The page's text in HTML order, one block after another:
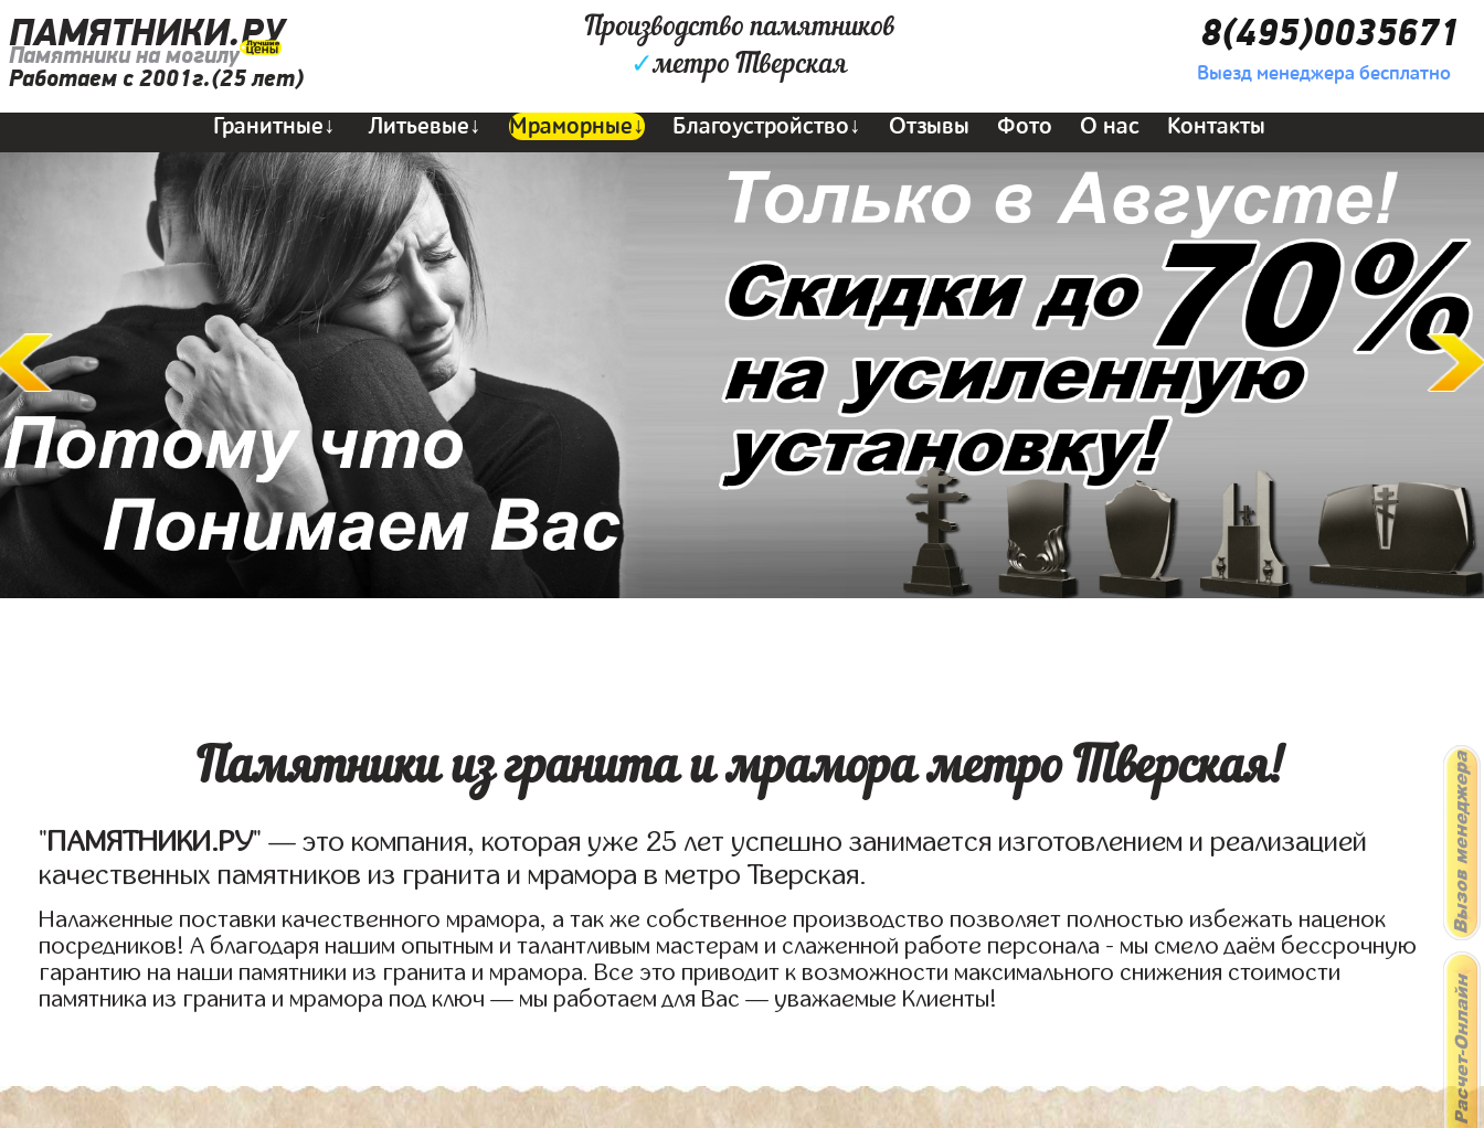
ПАМЯТНИКИ.РУ
Памятники на могилу
Работаем с 2001г.(25 лет)
Производство памятников
✓метро Тверская
8(495)0035671
Выезд менеджера бесплатно
Гранитные↓ Литьевые↓ Мраморные↓ Благоустройство↓ Отзывы Фото О нас Контакты
Памятники из гранита и мрамора метро Тверская!
"ПАМЯТНИКИ.РУ" — это компания, которая уже 25 лет успешно занимается изготовлением и реализацией
качественных памятников из гранита и мрамора в метро Тверская.
Налаженные поставки качественного мрамора, а так же собственное производство позволяет полностью избежать наценок
посредников! А благодаря нашим опытным и талантливым мастерам и слаженной работе персонала - мы смело даём бессрочную
гарантию на наши памятники из гранита и мрамора. Все это приводит к возможности максимального снижения стоимости
памятника из гранита и мрамора под ключ — мы работаем для Вас — уважаемые Клиенты!